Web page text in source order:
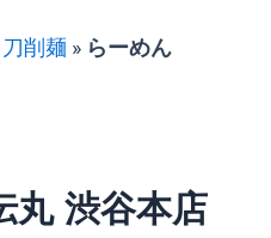
削麺 » らーめん
丸 渋谷本店